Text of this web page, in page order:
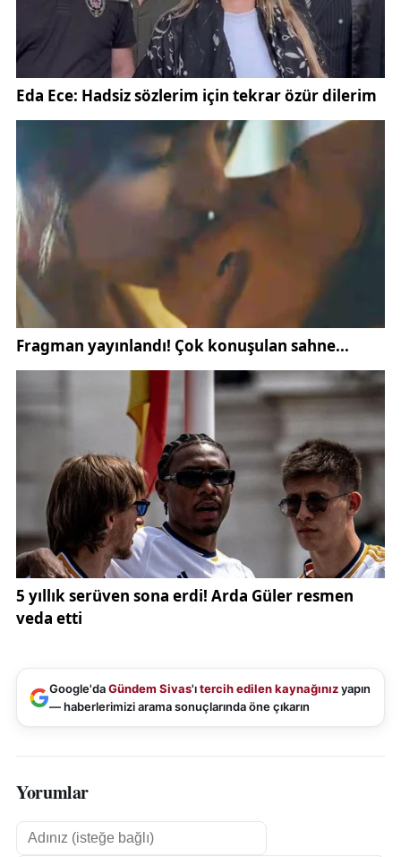
Google'daGündem Sivas'ıtercih edilen kaynağınızyapın
— haberlerimizi arama sonuçlarında öne çıkarın
Yorumlar